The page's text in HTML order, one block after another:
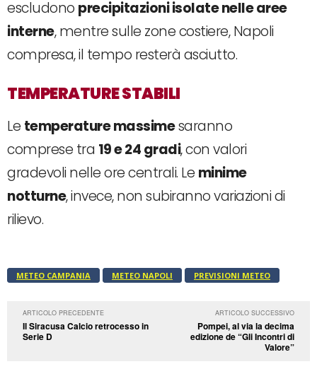
escludono precipitazioni isolate nelle aree
interne, mentre sulle zone costiere, Napoli
compresa, il tempo resterà asciutto.
TEMPERATURE STABILI
Le temperature massimesaranno
comprese tra 19 e 24 gradi, con valori
gradevoli nelle ore centrali. Le minime
notturne, invece, non subiranno variazioni di
rilievo.
METEO CAMPANIA METEO NAPOLI PREVISIONI METEO
ARTICOLO PRECEDENTE
Il Siracusa Calcio retrocesso in
Serie D
ARTICOLO SUCCESSIVO
Pompei, al via la decima
edizione de “Gli Incontri di
Valore”